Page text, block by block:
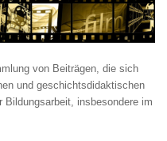
von Beiträgen, die sich
und geschichtsdidaktischen
Bildungsarbeit, insbesondere im